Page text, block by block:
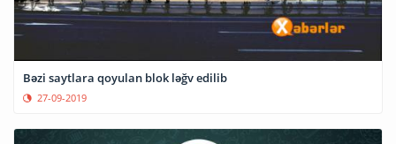
Bəzi saytlara qoyulan blok ləğv edilib
27-09-2019